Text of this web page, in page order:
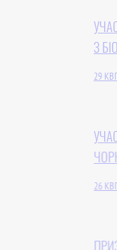
УЧАСТЬ У
З
29 КВІТНЯ 2026
УЧАСТЬ У
26 КВІТНЯ 2026
ПРИЗОВІ